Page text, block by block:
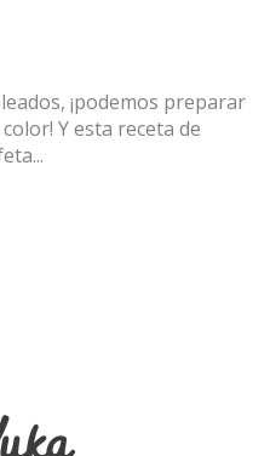
¡podemos preparar
Y esta receta de